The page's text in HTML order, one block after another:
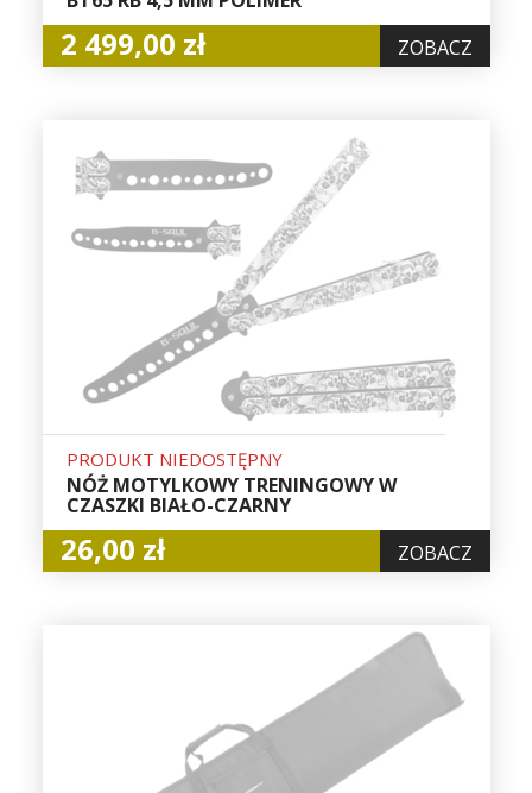
2 499,00 zł ZOBACZ
PRODUKT NIEDOSTĘPNY
NÓŻ MOTYLKOWY TRENINGOWY W
CZASZKI BIAŁO-CZARNY
26,00 zł ZOBACZ